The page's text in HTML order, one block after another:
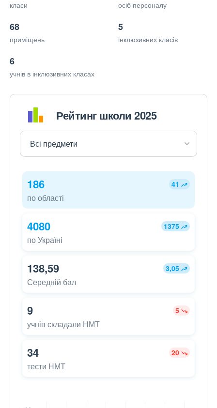
класи осіб персоналу
68
приміщень
5
інклюзивних класів
6
учнів в інклюзивних класах
Рейтинг школи 2025
186 41
по області
4080 1375
по Україні
138,59 3,05
Середній бал
9 5
учнів складали НМТ
34 20
тести НМТ